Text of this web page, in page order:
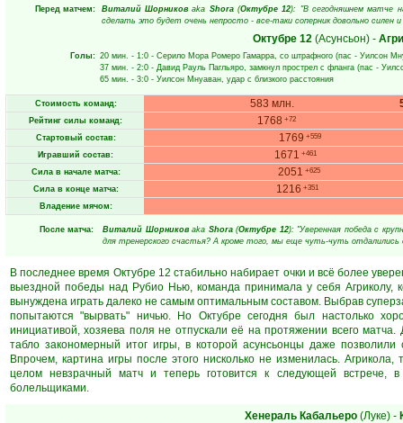
Перед матчем: Виталий Шорников aka Shora (Октубре 12): "В сегодняшнем матче
сделать это будет очень непросто - все-таки соперник довольно
Октубре 12 (Асунсьон) -
Голы: 20 мин. - 1:0 - Серило Мора Ромеро Гамарра, со штрафного (пас - Уилсон
37 мин. - 2:0 - Давид Рауль Пагльяро, замкнул прострел с фланга (пас -
65 мин. - 3:0 - Уилсон Мнуаван, удар с близкого расстояния
Стоимость команд: 583 млн.
Рейтинг силы команд: 1768 +72
Стартовый состав: 1769 +559
Игравший состав: 1671 +461
Сила в начале матча: 2051 +625
Сила в конце матча: 1216 +351
Владение мячом:
После матча: Виталий Шорников aka Shora (Октубре 12): "Уверенная победа с
для тренерского счастья? А кроме того, мы еще чуть-чуть
В последнее время Октубре 12 стабильно набирает очки и всё более
выездной победы над Рубио Нью, команда принимала у себя Агриколу,
вынуждена играть далеко не самым оптимальным составом. Выбрав
попытаются "вырвать" ничью. Но Октубре сегодня был настолько
инициативой, хозяева поля не отпускали её на протяжении всего
табло закономерный итог игры, в которой асунсьонцы даже
Впрочем, картина игры после этого нисколько не изменилась.
целом невзрачный матч и теперь готовится к следующей встрече,
болельщиками.
Хенераль Кабальеро (Луке) -